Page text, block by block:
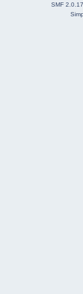
SMF 2.0.17